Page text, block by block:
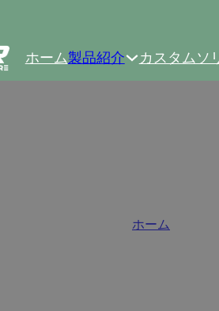
ホーム製品紹介 カスタムソ
ホーム